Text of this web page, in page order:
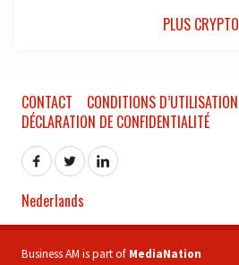
PLUS CRYPTO
CONTACT
CONDITIONS D’UTILISATION
DÉCLARATION DE CONFIDENTIALITÉ
Nederlands
Business AM is part of MediaNation